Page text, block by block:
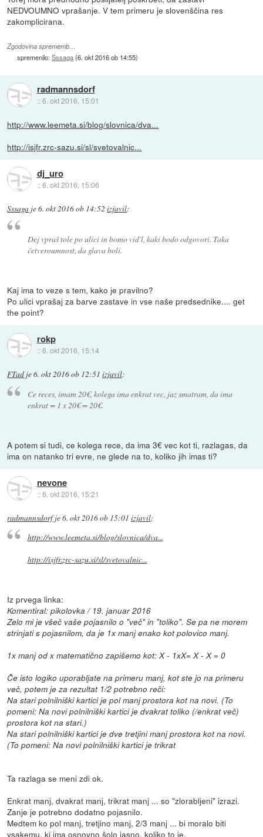
NEDVOUMNO vprašanje. V tem primeru je slovenščina res
zakomplicirana.
Zgodovina sprememb…
spremenilo:Sssaga(6. okt 2016 ob 14:55)
radmannsdorf
::6. okt 2016, 15:01
http://www.leemeta.si/blog/slovnica/dva...
http://isjfr.zrc-sazu.si/sl/svetovalnic...
dj_uro
::6. okt 2016, 15:06
Sssaga je6. okt 2016 ob 14:52 izjavil:
Dej vpraš tole po ulici in bomo vid'l, kaki bodo odgovori. Taka
četveroumnost, da glava boli.
Kaj ima to veze s tem, kako je pravilno?
Po ulici vprašaj za barve zastave in vse naše predsednike.... get
the point?
rokp
::6. okt 2016, 15:14
FTad je6. okt 2016 ob 12:51 izjavil:
Ce reces, imam 20€, kolega ima enkrat vec, jaz smatram, da ima
enkrat = 1 x 20€ = 20€.
A potem si tudi, ce kolega rece, da ima 3€ vec kot ti, razlagas, da
ima on natanko tri evre, ne glede na to, koliko jih imas ti?
nevone
::6. okt 2016, 15:21
radmannsdorfje6. okt 2016 ob 15:01 izjavil:
http://www.leemeta.si/blog/slovnica/dva...
http://isjfr.zrc-sazu.si/sl/svetovalnic...
Iz prvega linka:
Komentiral: pikolovka / 19. januar 2016
Zelo mi je všeč vaše pojasnilo o "več" in "toliko". Se pa ne morem
strinjati s pojasnilom, da je 1x manj enako kot polovico manj.
1x manj od x matematično zapišemo kot: X - 1xX= X - X = 0
Če isto logiko uporabljate na primeru manj, kot ste jo na primeru
več, potem je za rezultat 1/2 potrebno reči:
Na stari polnilniški kartici je pol manj prostora kot na novi. (To
pomeni: Na novi polnilniški kartici je dvakrat toliko (/enkrat več)
prostora kot na stari.)
Na stari polnilniški kartici je dve tretjini manj prostora kot na novi.
(To pomeni: Na novi polnilniški kartici je trikrat
Ta razlaga se meni zdi ok.
Enkrat manj, dvakrat manj, trikrat manj ... so "zlorabljeni" izrazi.
Zanje je potrebno dodatno pojasnilo.
Medtem ko pol manj, tretjino manj, 2/3 manj ... bi moralo biti
vsakemu, ki ima osnovno šolo jasno, koliko to je.